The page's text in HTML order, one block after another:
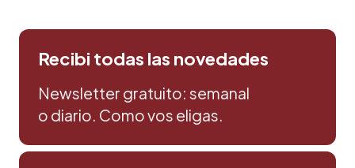
Recibi todas las novedades
Newsletter gratuito: semanal
o diario. Como vos eligas.